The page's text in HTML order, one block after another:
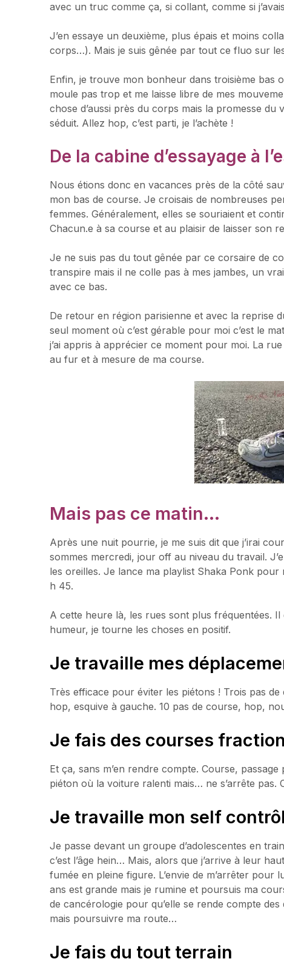
avec un truc comme ça, si collant, comme si
J’en essaye un deuxième, plus épais et moins
corps…). Mais je suis gênée par tout ce fluo sur
Enfin, je trouve mon bonheur dans troisième bas
moule pas trop et me laisse libre de mes
chose d’aussi près du corps mais la promesse
séduit. Allez hop, c’est parti, je l’achète !
De la cabine d’essayage à
Nous étions donc en vacances près de la côté
mon bas de course. Je croisais de nombreuses
femmes. Généralement, elles se souriaient et
Chacun.e à sa course et au plaisir de laisser son
Je ne suis pas du tout gênée par ce corsaire de
transpire mais il ne colle pas à mes jambes, un
avec ce bas.
De retour en région parisienne et avec la reprise
seul moment où c’est gérable pour moi c’est le
j’ai appris à apprécier ce moment pour moi. La
au fur et à mesure de ma course.
Mais pas ce matin…
Après une nuit pourrie, je me suis dit que j’irai
sommes mercredi, jour off au niveau du travail.
les oreilles. Je lance ma playlist Shaka Ponk
h 45.
A cette heure là, les rues sont plus fréquentées.
humeur, je tourne les choses en positif.
Je travaille mes
Très efficace pour éviter les piétons ! Trois pas
hop, esquive à gauche. 10 pas de course, hop,
Je fais des courses
Et ça, sans m’en rendre compte. Course,
piéton où la voiture ralenti mais… ne s’arrête pas.
Je travaille mon self
Je passe devant un groupe d’adolescentes en
c’est l’âge hein… Mais, alors que j’arrive à leur
fumée en pleine figure. L’envie de m’arrêter pour
ans est grande mais je rumine et poursuis ma
de cancérologie pour qu’elle se rende compte
mais poursuivre ma route…
Je fais du tout terrain